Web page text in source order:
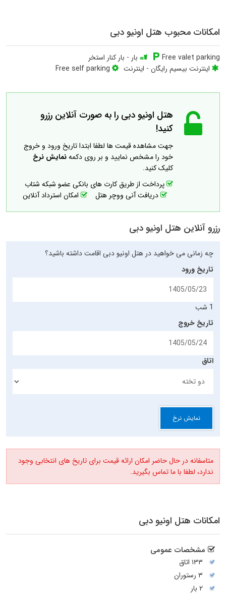
امکانات محبوب هتل اونیو دبی
Free valet parking بار - بار کنار استخر
اینترنت بیسیم رایگان - اینترنت Free self parking
هتل اونیو دبی را به صورت آنلاین رزرو
کنید!
جهت مشاهده قیمت ها لطفا ابتدا تاریخ ورود و خروج
خود را مشخص نمایید و بر روی دکمهنمایش نرخ
کلیک کنید.
پرداخت از طریق کارت های بانکی عضو شبکه شتاب
دریافت آنی ووچر هتل
امکان استرداد آنلاین
رزرو آنلاین هتل اونیو دبی
چه زمانی می خواهید در هتل اونیو دبی اقامت داشته باشید؟
تاریخ ورود
1 شب
تاریخ خروج
اتاق
نمایش نرخ
متاسفانه در حال حاضر امکان ارائه قیمت برای تاریخ های انتخابی وجود
ندارد، لطفا با ما تماس بگیرید.
امکانات هتل اونیو دبی
مشخصات عمومی
۱۳۳ اتاق
۳ رستوران
۲ بار